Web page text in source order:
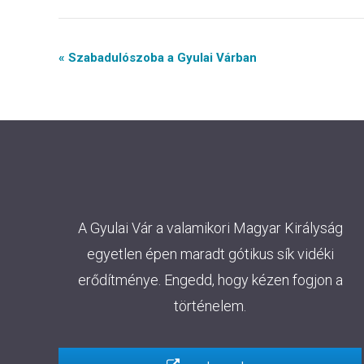
Event
« Szabadulószoba a Gyulai Várban
A Gyulai Vár a valamikori Magyar Királyság
egyetlen épen maradt gótikus sík vidéki
erődítménye. Engedd, hogy kézen fogjon a
történelem.